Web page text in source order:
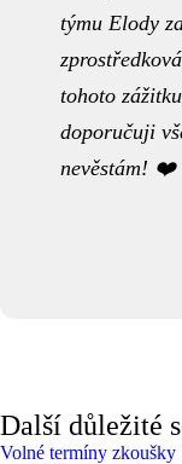
týmu Elody
tohoto
doporučuji
nevěstám! ❤️
Další důležité
Volné termíny zkoušky